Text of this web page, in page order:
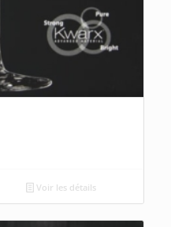
Voir les détails